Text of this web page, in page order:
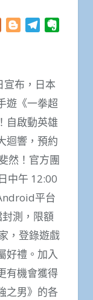
Plurk BloggerTelegram
宣布，日本
遊《一拳超
自啟動英雄
迴響，預約
然！官方團
中午 12:00
平台
測，限額
，登錄遊戲
好禮。加入
有機會獲得
之男》的各